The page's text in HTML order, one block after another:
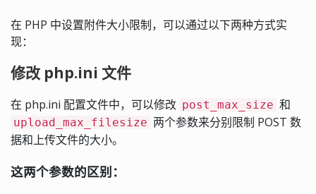
在 PHP 中设置附件大小限制，可以通过以下两种方式实
现：
修改 php.ini 文件
在 php.ini 配置文件中，可以修改 post_max_size 和
upload_max_filesize 两个参数来分别限制 POST 数
据和上传文件的大小。
这两个参数的区别：